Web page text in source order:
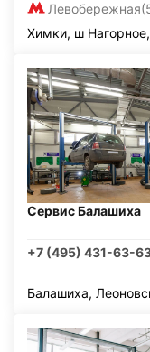
Левобережная
Химки, ш
Сервис Балашиха
+7 (495) 431-63-
Балашиха,